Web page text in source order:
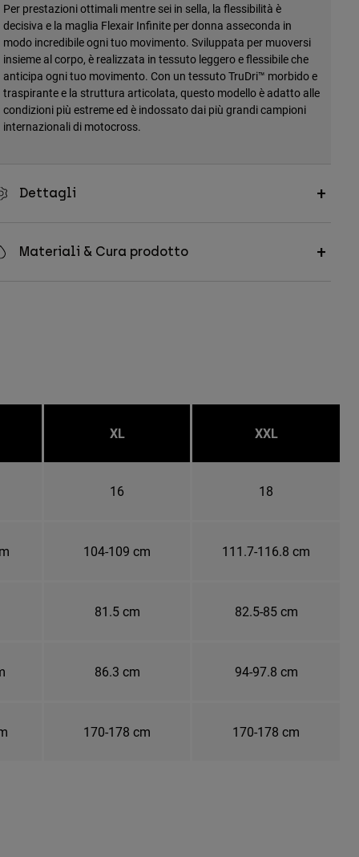
Per prestazioni ottimali mentre sei in sella, la flessibilità è
decisiva e la maglia Flexair Infinite per donna asseconda in
modo incredibile ogni tuo movimento. Sviluppata per muoversi
insieme al corpo, è realizzata in tessuto leggero e flessibile che
anticipa ogni tuo movimento. Con un tessuto TruDri™ morbido e
traspirante e la struttura articolata, questo modello è adatto alle
condizioni più estreme ed è indossato dai più grandi campioni
internazionali di motocross.
Dettagli
Materiali & Cura prodotto
XL XXL
16 18
104-109 cm 111.7-116.8 cm
81.5 cm 82.5-85 cm
86.3 cm 94-97.8 cm
170-178 cm 170-178 cm